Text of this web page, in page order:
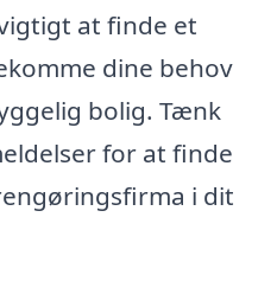
at finde et
dine behov
bolig. Tænk
for at finde
i dit